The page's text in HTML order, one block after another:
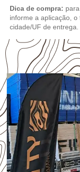
Dica de compra:
informe a aplicação,
cidade/UF de entrega.